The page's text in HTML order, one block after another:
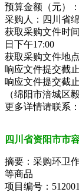
预算金额（元）
采购人：四川省
获取采购文件时间
日下午17:00
获取采购文件地
响应文件提交截
响应文件提交截
（绵阳市涪城区
更多详情请联系
四川省资阳市市
摘要：采购环卫
等商品
项目编号：